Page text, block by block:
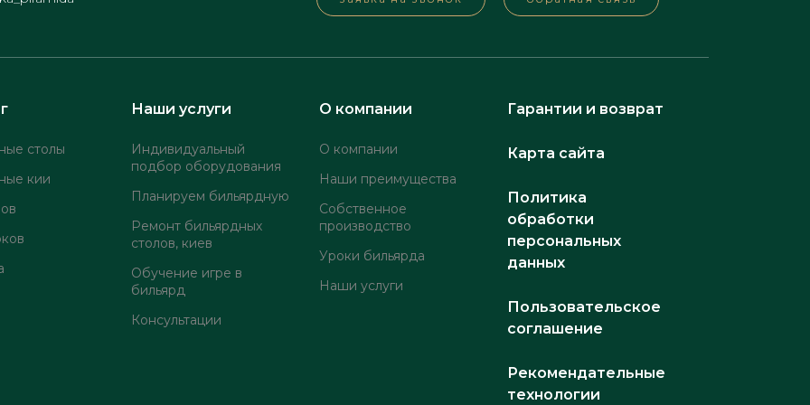
столы
кии
Наши услуги
Индивидуальный
подбор оборудования
Планируем бильярдную
Ремонт бильярдных
столов, киев
Обучение игре в
бильярд
Консультации
О компании
О компании
Наши преимущества
Собственное
производство
Уроки бильярда
Наши услуги
Гарантии и возврат
Карта сайта
Политика
обработки
персональных
данных
Пользовательское
соглашение
Рекомендательные
технологии